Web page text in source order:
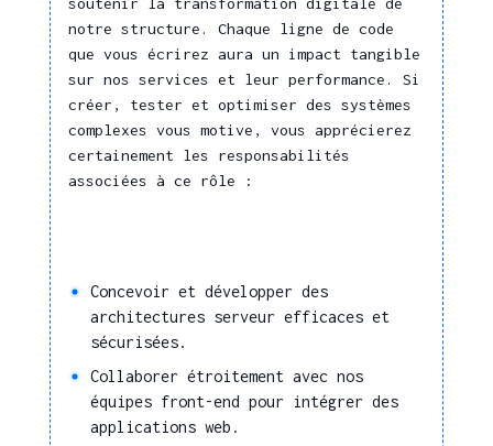
développer une solution
digitale
Analyser les indicateurs
pertinents sur les
tendances et les usages
des clients
Proposer des pistes
d'organisation et
d'évolution de systèmes
d'information
Animer une démarche
agile et innovante
Superviser et
notre structure. Chaque ligne de code
que vous écrirez aura un impact tangible
sur nos services et leur performance. Si
créer, tester et optimiser des systèmes
complexes vous motive, vous apprécierez
certainement les responsabilités
associées à ce rôle :
Concevoir et développer des
architectures serveur efficaces et
sécurisées.
Collaborer étroitement avec nos
équipes front-end pour intégrer des
applications web.